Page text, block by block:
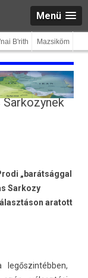
Menü
B'rith Mazsiköm
„barátsággal
Sarkozy
aratott